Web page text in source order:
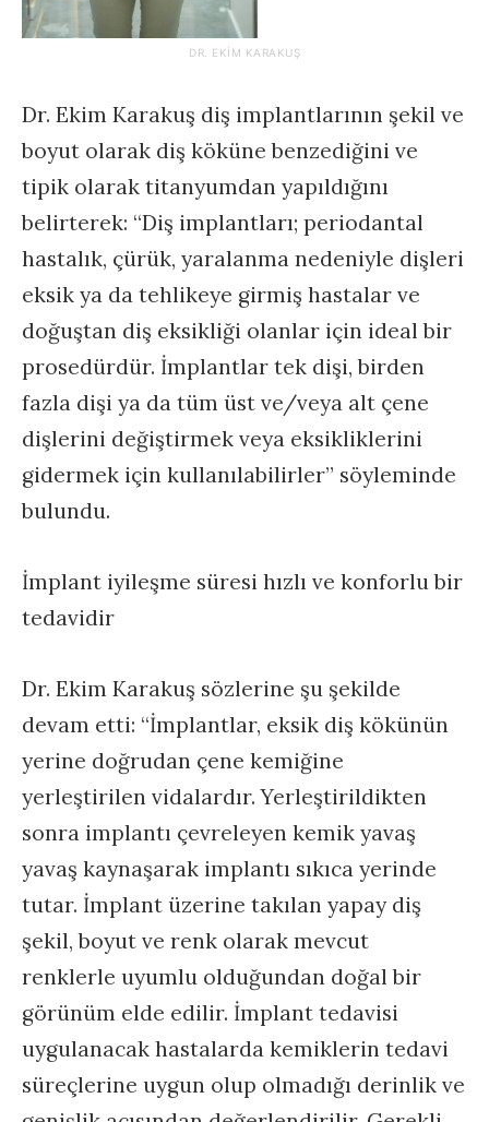
DR. EKIM KARAKUŞ
Dr. Ekim Karakuş diş implantlarının şekil ve
boyut olarak diş köküne benzediğini ve
tipik olarak titanyumdan yapıldığını
belirterek: “Diş implantları; periodantal
hastalık, çürük, yaralanma nedeniyle dişleri
eksik ya da tehlikeye girmiş hastalar ve
doğuştan diş eksikliği olanlar için ideal bir
prosedürdür. İmplantlar tek dişi, birden
fazla dişi ya da tüm üst ve/veya alt çene
dişlerini değiştirmek veya eksikliklerini
gidermek için kullanılabilirler” söyleminde
bulundu.
İmplant iyileşme süresi hızlı ve konforlu bir
tedavidir
Dr. Ekim Karakuş sözlerine şu şekilde
devam etti: “İmplantlar, eksik diş kökünün
yerine doğrudan çene kemiğine
yerleştirilen vidalardır. Yerleştirildikten
sonra implantı çevreleyen kemik yavaş
yavaş kaynaşarak implantı sıkıca yerinde
tutar. İmplant üzerine takılan yapay diş
şekil, boyut ve renk olarak mevcut
renklerle uyumlu olduğundan doğal bir
görünüm elde edilir. İmplant tedavisi
uygulanacak hastalarda kemiklerin tedavi
süreçlerine uygun olup olmadığı derinlik ve